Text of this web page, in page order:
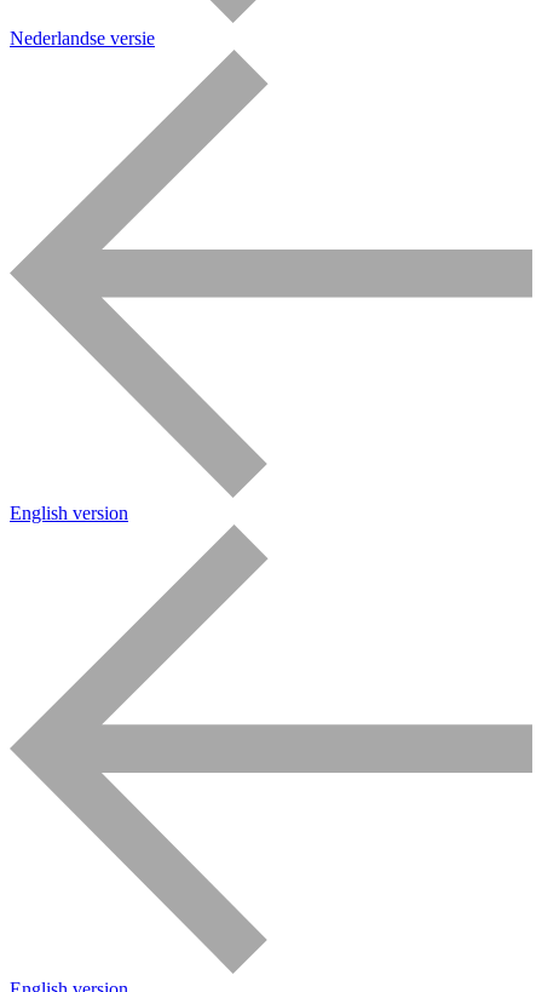
Nederlandse versie
English version